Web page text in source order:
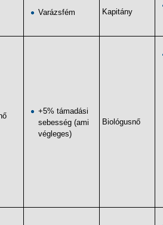
Varázsfém Kapitány
+5% támadási
sebesség (ami
végleges)
Biológusnő